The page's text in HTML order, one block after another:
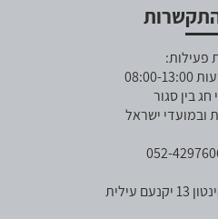
פעילות:
13:00
חג בין סגור
ובמועדי ישראל
עילית